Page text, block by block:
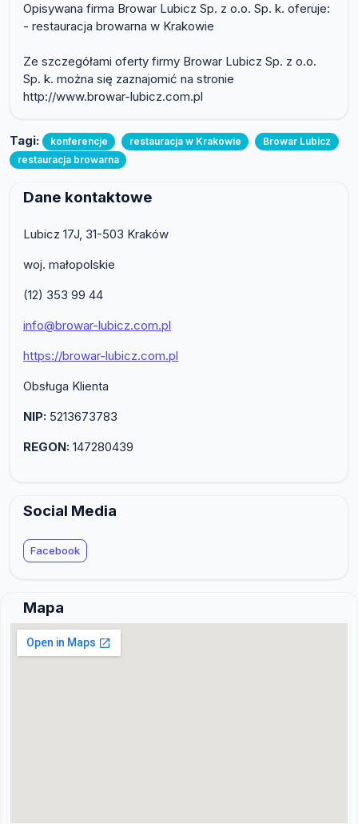
Opisywana firma Browar Lubicz Sp. z o.o. Sp. k. oferuje:
- restauracja browarna w Krakowie
Ze szczegółami oferty firmy Browar Lubicz Sp. z o.o.
Sp. k. można się zaznajomić na stronie
http://www.browar-lubicz.com.pl
Tagi: konferencje restauracja w Krakowie
Browar Lubicz
restauracja browarna
Dane kontaktowe
Lubicz 17J, 31-503 Kraków
woj. małopolskie
(12) 353 99 44
info@browar-lubicz.com.pl
https://browar-lubicz.com.pl
Obsługa Klienta
NIP: 5213673783
REGON: 147280439
Social Media
Facebook
Mapa